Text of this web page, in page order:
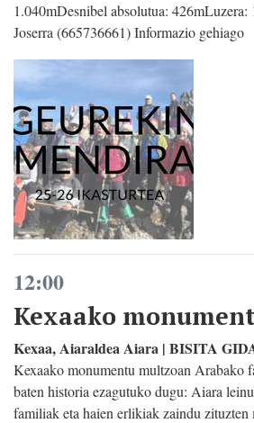
1.040mDesnibel absolutua:
Joserra (665736661) Informazio gehiago
12:00
Kexaako
Kexaa, Aiaraldea Aiara | BISITA
Kexaako monumentu multzoan Arabako
baten historia ezagutuko dugu: Aiara
familiak eta haien erlikiak zaindu